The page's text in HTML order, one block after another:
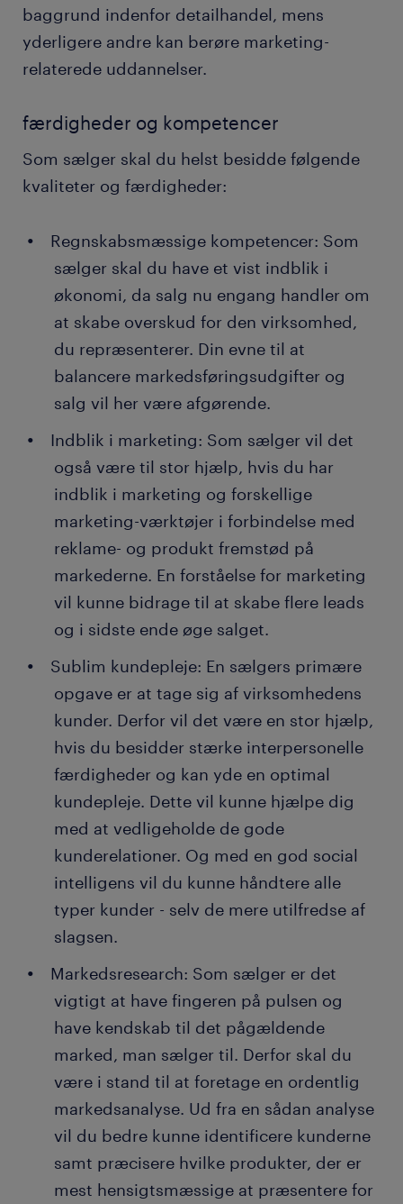
baggrund indenfor detailhandel, mens
yderligere andre kan berøre marketing-
relaterede uddannelser.
færdigheder og kompetencer
Som sælger skal du helst besidde følgende
kvaliteter og færdigheder:
Regnskabsmæssige kompetencer: Som
sælger skal du have et vist indblik i
økonomi, da salg nu engang handler om
at skabe overskud for den virksomhed,
du repræsenterer. Din evne til at
balancere markedsføringsudgifter og
salg vil her være afgørende.
Indblik i marketing: Som sælger vil det
også være til stor hjælp, hvis du har
indblik i marketing og forskellige
marketing-værktøjer i forbindelse med
reklame- og produkt fremstød på
markederne. En forståelse for marketing
vil kunne bidrage til at skabe flere leads
og i sidste ende øge salget.
Sublim kundepleje: En sælgers primære
opgave er at tage sig af virksomhedens
kunder. Derfor vil det være en stor hjælp,
hvis du besidder stærke interpersonelle
færdigheder og kan yde en optimal
kundepleje. Dette vil kunne hjælpe dig
med at vedligeholde de gode
kunderelationer. Og med en god social
intelligens vil du kunne håndtere alle
typer kunder - selv de mere utilfredse af
slagsen.
Markedsresearch: Som sælger er det
vigtigt at have fingeren på pulsen og
have kendskab til det pågældende
marked, man sælger til. Derfor skal du
være i stand til at foretage en ordentlig
markedsanalyse. Ud fra en sådan analyse
vil du bedre kunne identificere kunderne
samt præcisere hvilke produkter, der er
mest hensigtsmæssige at præsentere for